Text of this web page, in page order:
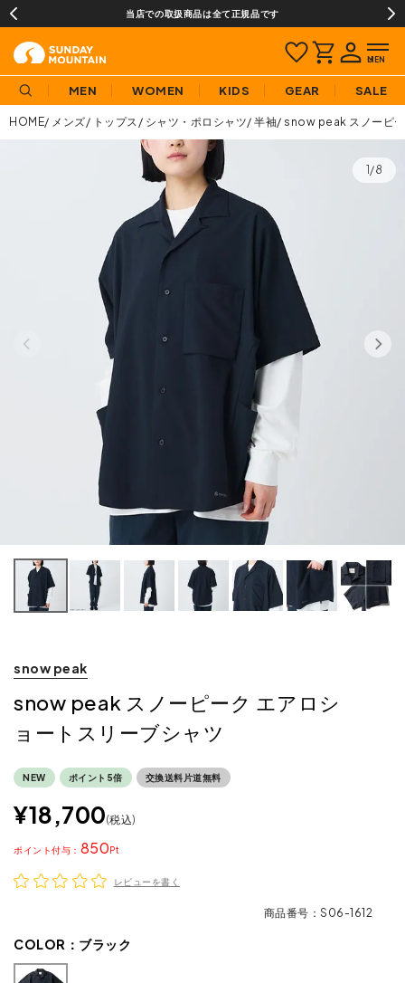
当店での取扱商品は全て正規品です
MEN WOMEN KIDS GEAR SALE
HOME メンズ トップス シャツ・ポロシャツ 半袖 snow peak スノーピ
1/8
snow peak
snow peak スノーピーク エアロシ
ョートスリーブシャツ
NEW ポイント5倍 交換送料片道無料
¥18,700 税込
850
ポイント
レビューを書く
商品番号 S06-1612
COLOR： ブラック